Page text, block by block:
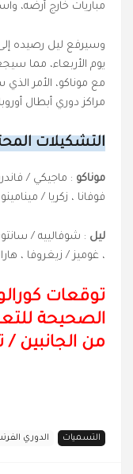
مباريات خارج أرضه،
مع موناكو، الأمر
مراكز دوري أبطال
التشكيلات
موناكو : ماجيكي /
فوفانا ، زكريا /
ليل : شوفالييه /
، غوميز / زيغروفا ،
توقعات
الصحيحة
من الجانبين /
التسميات الدوري